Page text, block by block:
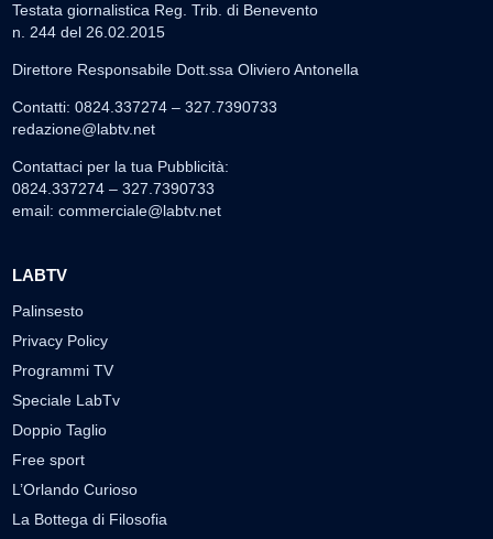
Testata giornalistica Reg. Trib. di Benevento
n. 244 del 26.02.2015
Direttore Responsabile Dott.ssa Oliviero Antonella
Contatti: 0824.337274 – 327.7390733
redazione@labtv.net
Contattaci per la tua Pubblicità:
0824.337274 – 327.7390733
email: commerciale@labtv.net
LABTV
Palinsesto
Privacy Policy
Programmi TV
Speciale LabTv
Doppio Taglio
Free sport
L’Orlando Curioso
La Bottega di Filosofia